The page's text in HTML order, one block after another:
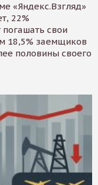
«Яндекс.Взгляд»
22%
погашать свои
18,5% заемщиков
половины своего